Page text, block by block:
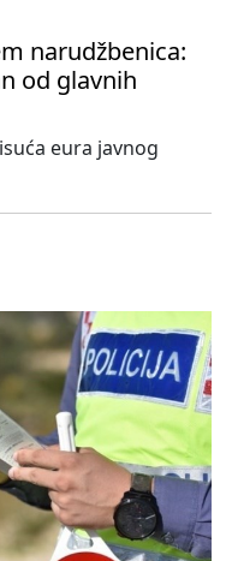
narudžbenica:
od glavnih
eura javnog